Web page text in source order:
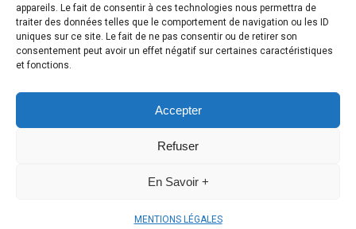
appareils. Le fait de consentir à ces technologies nous permettra de
traiter des données telles que le comportement de navigation ou les ID
uniques sur ce site. Le fait de ne pas consentir ou de retirer son
consentement peut avoir un effet négatif sur certaines caractéristiques
et fonctions.
Accepter
Refuser
En Savoir +
MENTIONS LÉGALES
NOUVELLE IDENTITÉ VISUELLE
LCHAIGNE 2 juillet 2020